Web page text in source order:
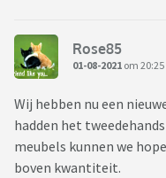
Rose85
01-08-2021 om 20:25
Wij hebben nu een
hadden het
meubels kunnen we
boven kwantiteit.